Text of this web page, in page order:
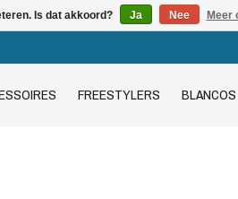
FREESTYLERS BLANCOS
Is dat akkoord? Ja Nee Meer